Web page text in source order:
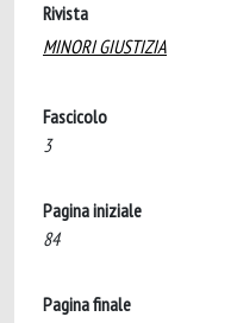
Rivista
MINORI GIUSTIZIA
Fascicolo
3
Pagina iniziale
84
Pagina finale